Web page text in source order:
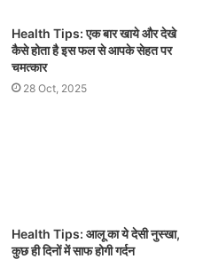
Health Tips: एक बार खाये और देखे
कैसे होता है इस फल से आपके सेहत पर
चमत्कार
28 Oct, 2025
Health Tips: आलू का ये देसी नुस्खा,
कुछ ही दिनों में साफ होगी गर्दन